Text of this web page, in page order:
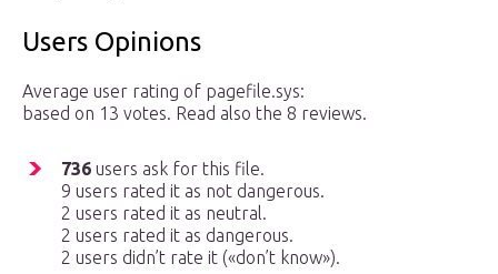
Users Opinions
Average user rating of pagefile.sys:
based on 13 votes. Read also the 8 reviews.
736 users ask for this file.
9 users rated it as not dangerous.
2 users rated it as neutral.
2 users rated it as dangerous.
2 users didn’t rate it («don’t know»).